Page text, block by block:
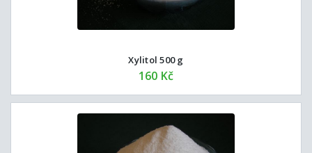
Xylitol 500 g
160 Kč